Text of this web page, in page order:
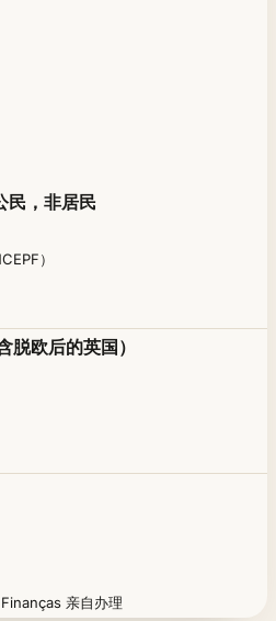
民，非居民
）
脱欧后的英国）
亲自办理